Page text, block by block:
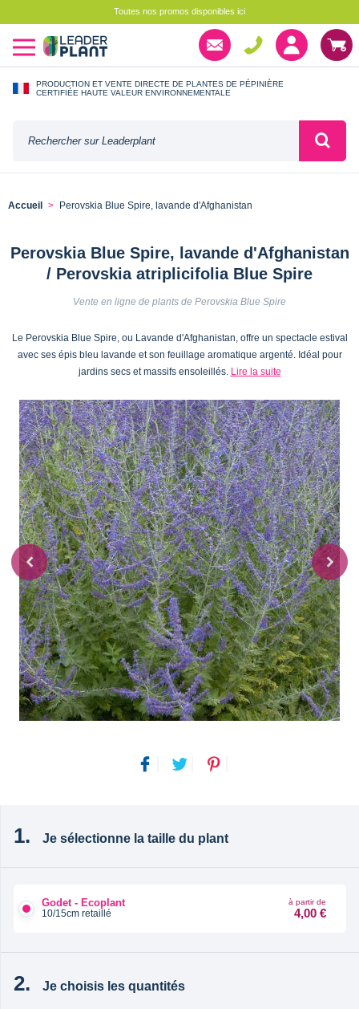
Toutes nos promos disponibles ici
PRODUCTION ET VENTE DIRECTE DE PLANTES DE PÉPINIÈRE
CERTIFIÉE HAUTE VALEUR ENVIRONNEMENTALE
Accueil Perovskia Blue Spire, lavande d'Afghanistan
Perovskia Blue Spire, lavande d'Afghanistan
/ Perovskia atriplicifolia Blue Spire
Vente en ligne de plants de Perovskia Blue Spire
Le Perovskia Blue Spire, ou Lavande d'Afghanistan, offre un spectacle estival
avec ses épis bleu lavande et son feuillage aromatique argenté. Idéal pour
jardins secs et massifs ensoleillés. Lire la suite
Je sélectionne la taille du plant
Godet - Ecoplant
10/15cm retaillé
à partir de
4,00 €
Je choisis les quantités